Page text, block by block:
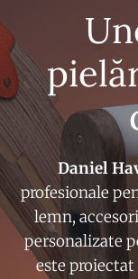
Daniel
profesionale
lemn,
personalizate
este